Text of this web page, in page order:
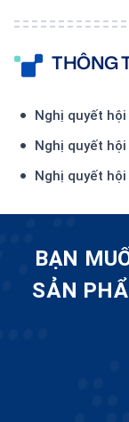
THÔNG
Nghị quyết
Nghị quyết
Nghị quyết
BẠN
SẢN